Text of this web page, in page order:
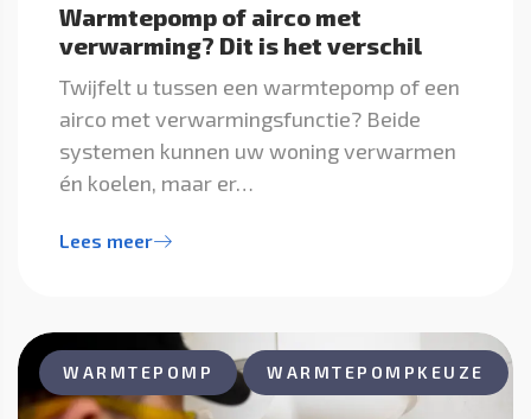
Warmtepomp of airco met
verwarming? Dit is het verschil
Twijfelt u tussen een warmtepomp of een
airco met verwarmingsfunctie? Beide
systemen kunnen uw woning verwarmen
én koelen, maar er…
Lees meer
WARMTEPOMP WARMTEPOMPKEUZE